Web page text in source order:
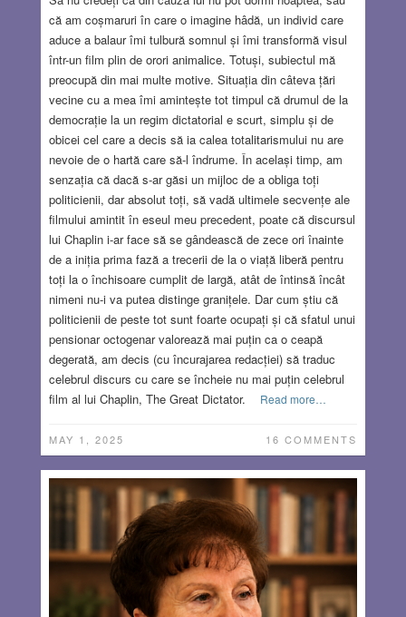
că am coșmaruri în care o imagine hâdă, un individ care
aduce a balaur îmi tulbură somnul și îmi transformă visul
într-un film plin de orori animalice. Totuși, subiectul mă
preocupă din mai multe motive. Situația din câteva țări
vecine cu a mea îmi amintește tot timpul că drumul de la
democrație la un regim dictatorial e scurt, simplu și de
obicei cel care a decis să ia calea totalitarismului nu are
nevoie de o hartă care să-l îndrume. În același timp, am
senzația că dacă s-ar găsi un mijloc de a obliga toți
politicienii, dar absolut toți, să vadă ultimele secvențe ale
filmului amintit în eseul meu precedent, poate că discursul
lui Chaplin i-ar face să se gândească de zece ori înainte
de a iniția prima fază a trecerii de la o viață liberă pentru
toți la o închisoare cumplit de largă, atât de întinsă încât
nimeni nu-i va putea distinge granițele. Dar cum știu că
politicienii de peste tot sunt foarte ocupați și că sfatul unui
pensionar octogenar valorează mai puțin ca o ceapă
degerată, am decis (cu încurajarea redacției) să traduc
celebrul discurs cu care se încheie nu mai puțin celebrul
film al lui Chaplin, The Great Dictator.
Read more…
MAY 1, 2025 16 COMMENTS